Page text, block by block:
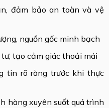
đảm bảo an toàn và vệ
nguồn gốc minh bạch
tạo cảm giác thoải mái
tin rõ ràng trước khi thực
hàng xuyên suốt quá trình